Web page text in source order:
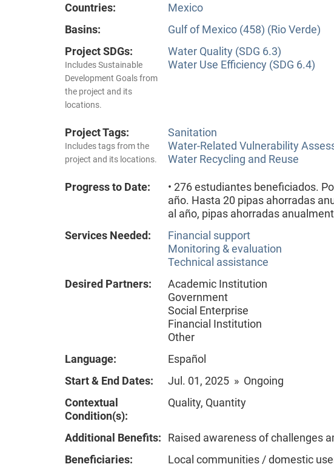
Countries:
Mexico
Basins:
Gulf of Mexico (458) (Rio Verde)
Project SDGs:
Includes Sustainable
Development Goals from
the project and its
locations.
Water Quality (SDG 6.3)
Water Use Efficiency (SDG 6.4)
Project Tags:
Includes tags from the
project and its locations.
Sanitation
Water-Related Vulnerability
Water Recycling and Reuse
Progress to Date:
• 276 estudiantes beneficiados.
año. Hasta 20 pipas ahorradas
al año, pipas ahorradas
Services Needed:
Financial support
Monitoring & evaluation
Technical assistance
Desired Partners:
Academic Institution
Government
Social Enterprise
Financial Institution
Other
Language:
Español
Start & End Dates:
Jul. 01, 2025 » Ongoing
Contextual
Condition(s):
Quality, Quantity
Additional Benefits:
Raised awareness of challenges
Beneficiaries:
Local communities / domestic